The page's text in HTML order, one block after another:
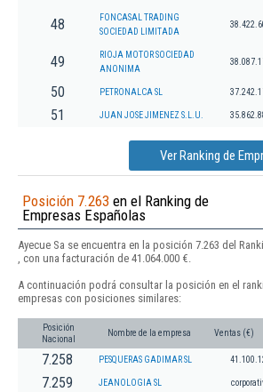
48
FONCASAL TRADING
SOCIEDAD LIMITADA
49
RIOJA MOTOR SOCIEDAD
ANONIMA
50 PETRONALCA SL
51 JUAN JOSE JIMENEZ S.L.U.
Ver Ranking de
Posición 7.263 en el Ranking de
Empresas Españolas
Ayecue Sa se encuentra en la posición 7.263 del
, con una facturación de 41.064.000 €.
A continuación podrá consultar la posición en el
empresas con posiciones similares:
Posición
Nacional
Nombre de la empresa Ventas (€)
7.258 PESQUERAS GADIMAR SL
7.259 JEANOLOGIA SL